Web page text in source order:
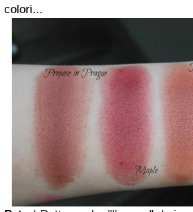
colori...